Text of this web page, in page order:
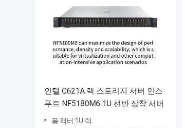
인텔 C621A 랙 스토리지 서버 인스
푸르 NF5180M6 1U 선반 장착 서버
폼 팩터:1U 랙